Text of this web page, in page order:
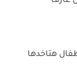
هتاخدها